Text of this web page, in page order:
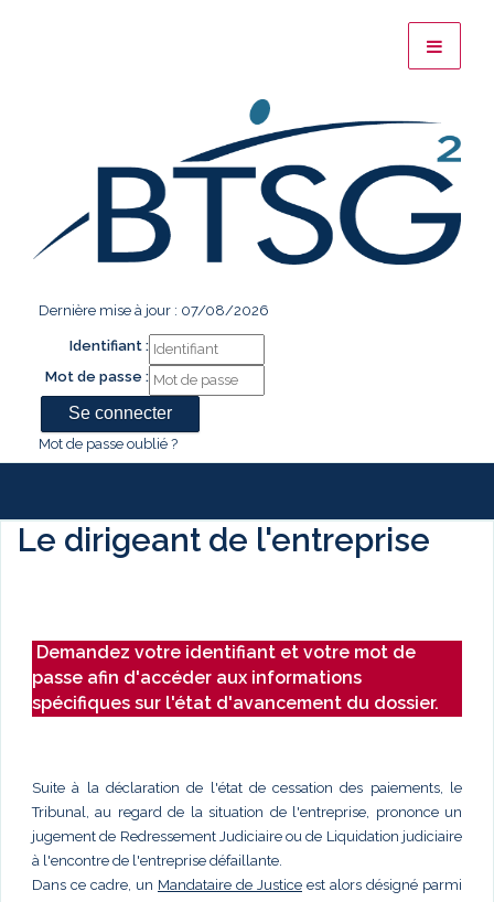
Dernière mise à jour : 07/08/2026
Identifiant :
Mot de passe :
Mot de passe oublié ?
Le dirigeant de l'entreprise
Demandez votre identifiant et votre mot de
passe afin d'accéder aux informations
spécifiques sur l'état d'avancement du dossier.
Suite à la déclaration de l'état de cessation des paiements, le
Tribunal, au regard de la situation de l'entreprise, prononce un
jugement de Redressement Judiciaire ou de Liquidation judiciaire
à l'encontre de l'entreprise défaillante.
Dans ce cadre, un Mandataire de Justice est alors désigné parmi